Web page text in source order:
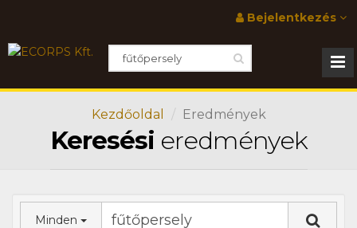
Bejelentkezés
Kezdőoldal Eredmények
Keresési eredmények
Minden